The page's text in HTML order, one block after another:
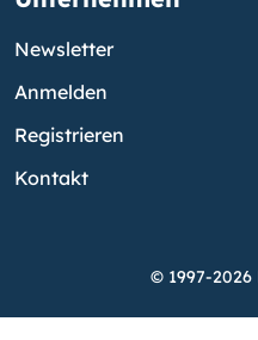
Newsletter
Anmelden
Registrieren
Kontakt
© 1997-2026